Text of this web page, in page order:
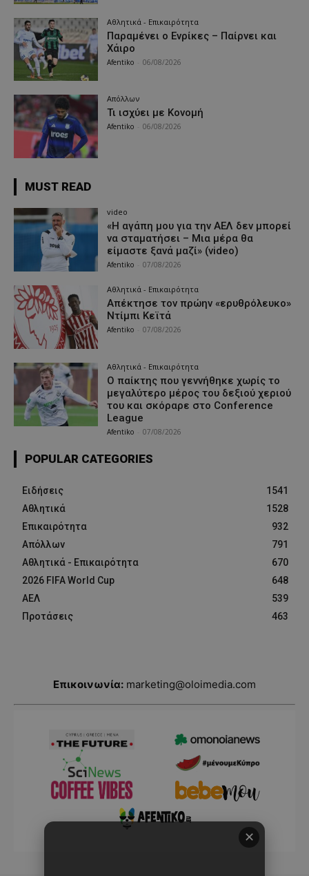
Αθλητικά - Επικαιρότητα
Παραμένει ο Ενρίκες – Παίρνει και
Χάιρο
Afentiko 06/08/2026
Απόλλων
Τι ισχύει με Κονομή
Afentiko 06/08/2026
MUST READ
video
«Η αγάπη μου για την ΑΕΛ δεν μπορεί
να σταματήσει – Μια μέρα θα
είμαστε ξανά μαζί» (video)
Afentiko 07/08/2026
Αθλητικά - Επικαιρότητα
Απέκτησε τον πρώην «ερυθρόλευκο»
Ντίμπι Κεϊτά
Afentiko 07/08/2026
Αθλητικά - Επικαιρότητα
Ο παίκτης που γεννήθηκε χωρίς το
μεγαλύτερο μέρος του δεξιού χεριού
του και σκόραρε στο Conference
League
Afentiko 07/08/2026
POPULAR CATEGORIES
Ειδήσεις
1541
Αθλητικά
1528
Επικαιρότητα
932
Απόλλων
791
Αθλητικά - Επικαιρότητα
670
2026 FIFA World Cup
648
ΑΕΛ
539
Προτάσεις
463
Επικοινωνία: marketing@oloimedia.com
✕